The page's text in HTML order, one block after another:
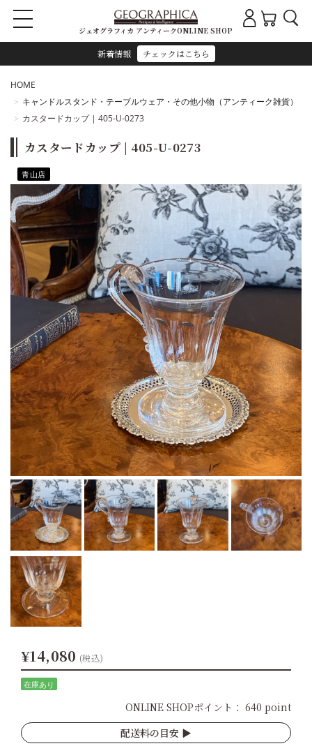
新着情報 チェックはこちら
ジェオグラフィカ アンティークONLINE SHOP
HOME
キャンドルスタンド・テーブルウェア・その他小物（アンティーク雑貨）
カスタードカップ | 405-U-0273
カスタードカップ | 405-U-0273
青山店
¥14,080 (税込)
在庫あり
ONLINE SHOPポイント： 640 point
配送料の目安 ▶︎